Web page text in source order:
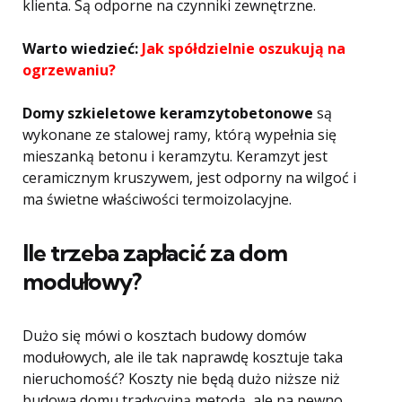
klienta. Są odporne na czynniki zewnętrzne.
Warto wiedzieć: Jak spółdzielnie oszukują na
ogrzewaniu?
Domy szkieletowe keramzytobetonowe są
wykonane ze stalowej ramy, którą wypełnia się
mieszanką betonu i keramzytu. Keramzyt jest
ceramicznym kruszywem, jest odporny na wilgoć i
ma świetne właściwości termoizolacyjne.
Ile trzeba zapłacić za dom
modułowy?
Dużo się mówi o kosztach budowy domów
modułowych, ale ile tak naprawdę kosztuje taka
nieruchomość? Koszty nie będą dużo niższe niż